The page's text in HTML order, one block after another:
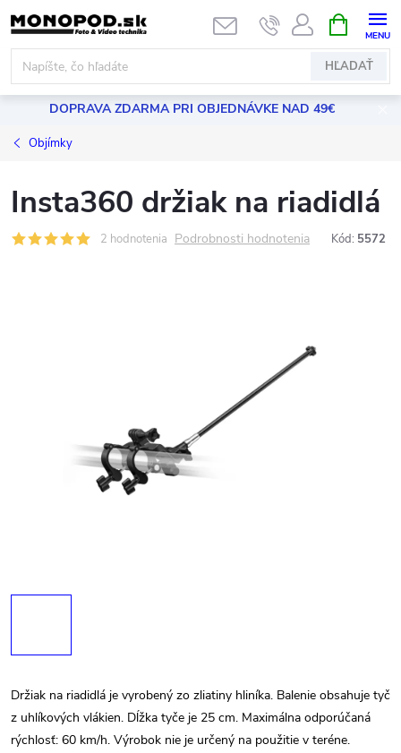
Prejsť
na
obsah
HĽADAŤ
KOŠÍK
DOPRAVA ZDARMA PRI OBJEDNÁVKE NAD 49€
Objímky
Insta360 držiak na riadidlá
2 hodnotenia Podrobnosti hodnotenia Kód: 5572
Držiak na riadidlá je vyrobený zo zliatiny hliníka. Balenie obsahuje tyč
z uhlíkových vlákien. Dĺžka tyče je 25 cm. Maximálna odporúčaná
rýchlosť: 60 km/h. Výrobok nie je určený na použitie v teréne.